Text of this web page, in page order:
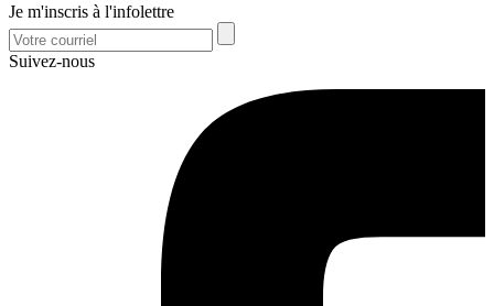
Je m'inscris à l'infolettre
Suivez-nous